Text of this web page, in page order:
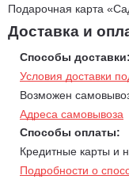
Подарочная карта
Доставка и
Способы доставки:
Условия доставки
Возможен
Адреса самовывоза
Способы оплаты:
Кредитные карты и
Подробности о